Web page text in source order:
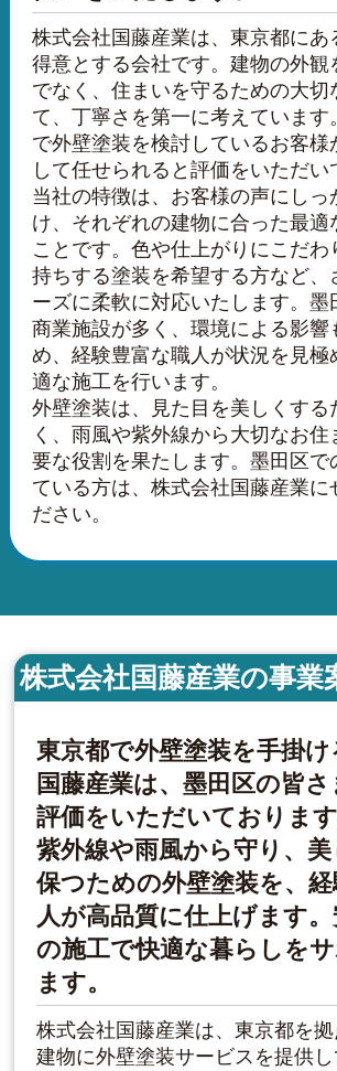
株式会社国藤産業は、東京都にあ
得意とする会社です。建物の外観
でなく、住まいを守るための大切
て、丁寧さを第一に考えています
で外壁塗装を検討しているお客様
して任せられると評価をいただい
当社の特徴は、お客様の声にしっ
け、それぞれの建物に合った最適
ことです。色や仕上がりにこだわ
持ちする塗装を希望する方など、
ーズに柔軟に対応いたします。墨
商業施設が多く、環境による影響
め、経験豊富な職人が状況を見極
適な施工を行います。
外壁塗装は、見た目を美しくする
く、雨風や紫外線から大切なお住
要な役割を果たします。墨田区で
ている方は、株式会社国藤産業に
ださい。
株式会社国藤産業の事業
東京都で外壁塗装を手掛
国藤産業は、墨田区の皆
評価をいただいておりま
紫外線や雨風から守り、
保つための外壁塗装を、
人が高品質に仕上げます
の施工で快適な暮らしを
ます。
株式会社国藤産業は、東京都を
建物に外壁塗装サービスを提供